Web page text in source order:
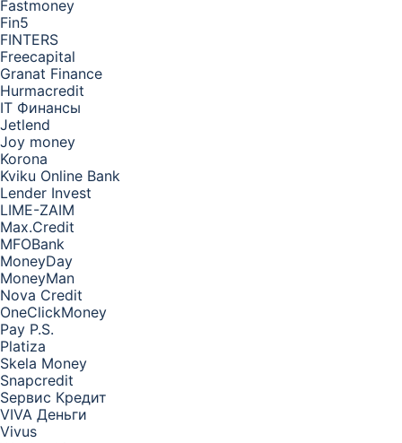
Fastmoney
Fin5
FINTERS
Freecapital
Granat Finance
Hurmacredit
IT Финансы
Jetlend
Joy money
Korona
Kviku Online Bank
Lender Invest
LIME-ZAIM
Max.Credit
MFOBank
MoneyDay
MoneyMan
Nova Credit
OneClickMoney
Pay P.S.
Platiza
Skela Money
Snapcredit
Sервис Кредит
VIVA Деньги
Vivus